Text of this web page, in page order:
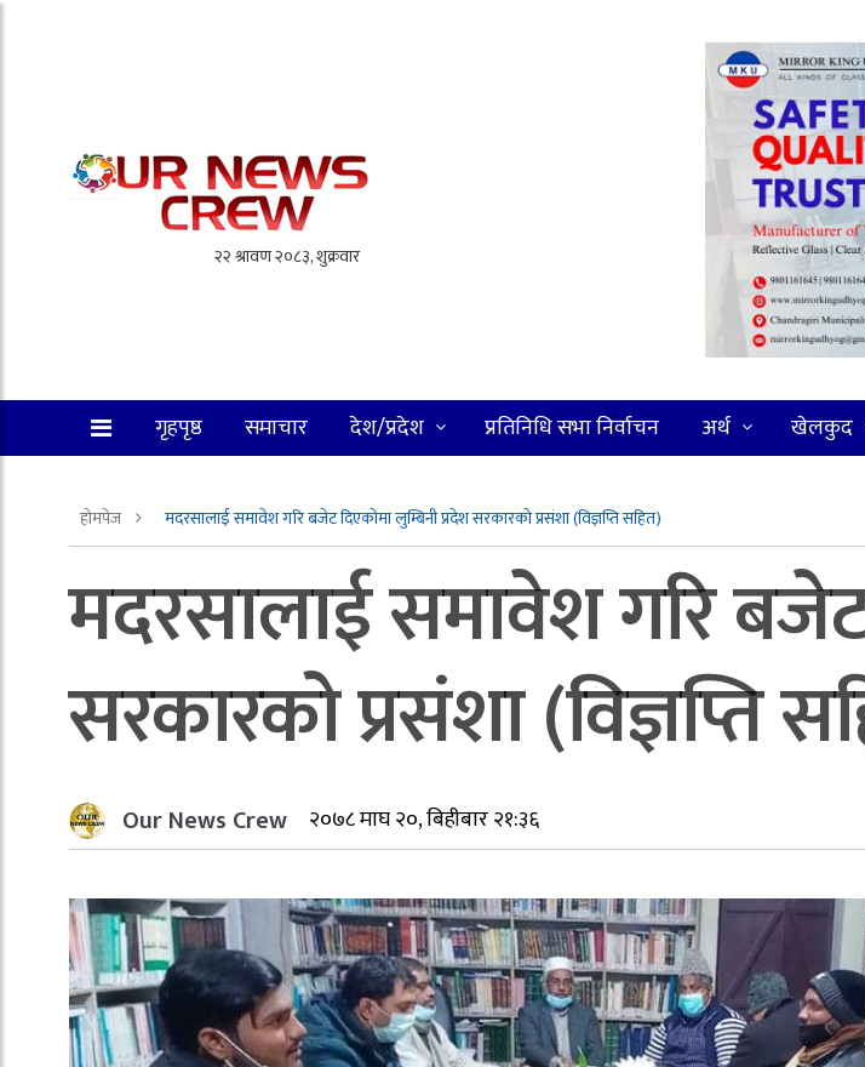
गृहपृष्ठ समाचार देश/प्रदेश प्रतिनिधि सभा निर्वाचन अर्थ खेलकुद
होमपेज मदरसालाई समावेश गरि बजेट दिएकोमा लुम्बिनी प्रदेश सरकारको प्रसंशा (विज्ञप्ति सहित)
मदरसालाई समावेश गरि
सरकारको प्रसंशा (विज्ञप्ति
Our News Crew २०७८ माघ २०, बिहीबार २१:३६